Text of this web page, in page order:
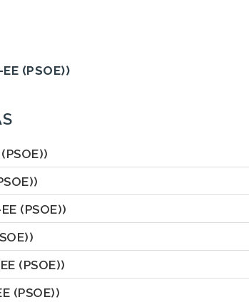
EE (PSOE))
(PSOE))
(PSOE))
(PSOE))